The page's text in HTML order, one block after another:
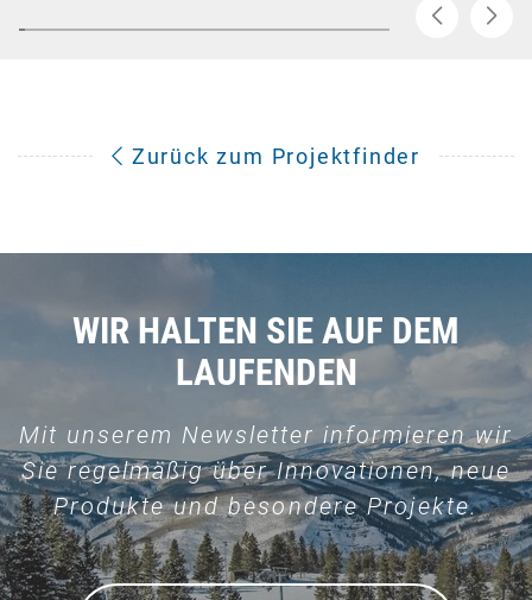
Zurück zum Projektfinder
WIR HALTEN SIE AUF DEM
LAUFENDEN
Mit unserem Newsletter informieren wir
Sie regelmäßig über Innovationen, neue
Produkte und besondere Projekte.